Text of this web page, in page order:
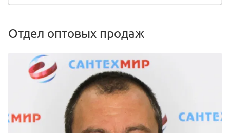
Отдел оптовых продаж